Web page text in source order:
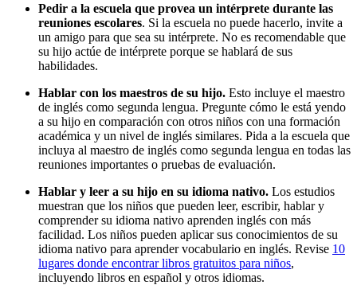
Pedir a la escuela que provea un intérprete durante las
reuniones escolares. Si la escuela no puede hacerlo, invite a
un amigo para que sea su intérprete. No es recomendable que
su hijo actúe de intérprete porque se hablará de sus
habilidades.
Hablar con los maestros de su hijo. Esto incluye el maestro
de inglés como segunda lengua. Pregunte cómo le está yendo
a su hijo en comparación con otros niños con una formación
académica y un nivel de inglés similares. Pida a la escuela que
incluya al maestro de inglés como segunda lengua en todas las
reuniones importantes o pruebas de evaluación.
Hablar y leer a su hijo en su idioma nativo. Los estudios
muestran que los niños que pueden leer, escribir, hablar y
comprender su idioma nativo aprenden inglés con más
facilidad. Los niños pueden aplicar sus conocimientos de su
idioma nativo para aprender vocabulario en inglés. Revise 10
lugares donde encontrar libros gratuitos para niños,
incluyendo libros en español y otros idiomas.